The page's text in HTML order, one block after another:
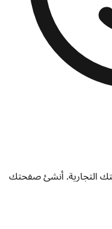
التجارية. أنشئ صفحتك